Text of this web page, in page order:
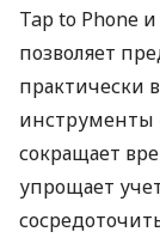
Tap to Phone
позволяет
практически
инструменты
сокращает
упрощает